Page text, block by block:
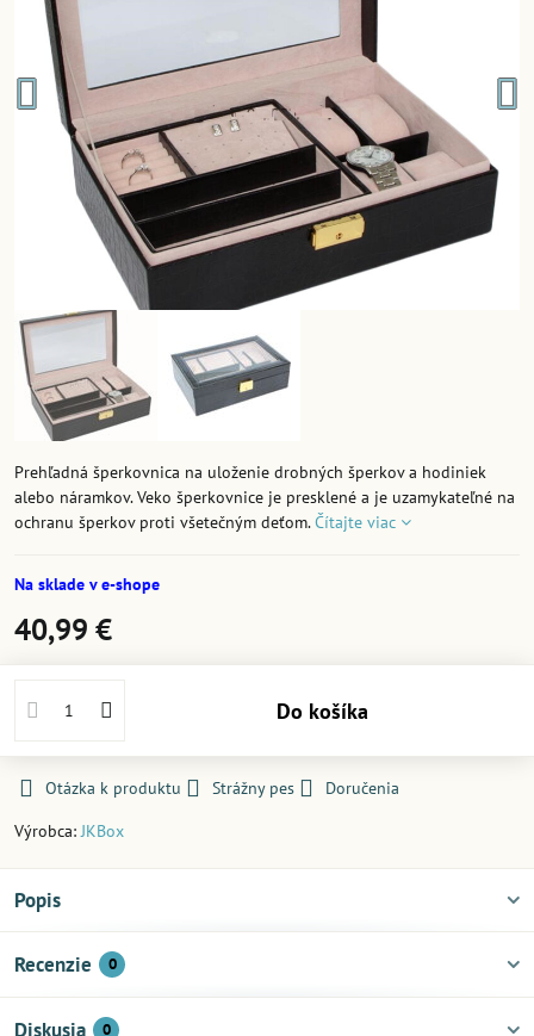
Prehľadná šperkovnica na uloženie drobných šperkov a hodiniek
alebo náramkov. Veko šperkovnice je presklené a je uzamykateľné na
ochranu šperkov proti všetečným deťom.Čítajte viac
Na sklade v e-shope
40,99 €
Do košíka
Otázka k produktu Strážny pes
Doručenia
Výrobca:JKBox
Popis
Recenzie 0
Diskusia 0